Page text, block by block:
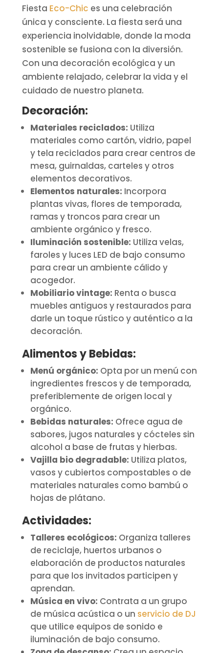
Fiesta Eco-Chic es una celebración
única y consciente. La fiesta será una
experiencia inolvidable, donde la moda
sostenible se fusiona con la diversión.
Con una decoración ecológica y un
ambiente relajado, celebrar la vida y el
cuidado de nuestro planeta.
Decoración:
Materiales reciclados: Utiliza
materiales como cartón, vidrio, papel
y tela reciclados para crear centros de
mesa, guirnaldas, carteles y otros
elementos decorativos.
Elementos naturales: Incorpora
plantas vivas, flores de temporada,
ramas y troncos para crear un
ambiente orgánico y fresco.
Iluminación sostenible: Utiliza velas,
faroles y luces LED de bajo consumo
para crear un ambiente cálido y
acogedor.
Mobiliario vintage: Renta o busca
muebles antiguos y restaurados para
darle un toque rústico y auténtico a la
decoración.
Alimentos y Bebidas:
Menú orgánico: Opta por un menú con
ingredientes frescos y de temporada,
preferiblemente de origen local y
orgánico.
Bebidas naturales: Ofrece agua de
sabores, jugos naturales y cócteles sin
alcohol a base de frutas y hierbas.
Vajilla bio degradable: Utiliza platos,
vasos y cubiertos compostables o de
materiales naturales como bambú o
hojas de plátano.
Actividades:
Talleres ecológicos: Organiza talleres
de reciclaje, huertos urbanos o
elaboración de productos naturales
para que los invitados participen y
aprendan.
Música en vivo: Contrata a un grupo
de música acústica o un servicio de DJ
que utilice equipos de sonido e
iluminación de bajo consumo.